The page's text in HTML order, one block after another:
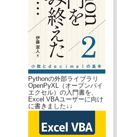
Pythonの外部ライブラリ
OpenPyXL（オープンパイ
エクセル）の入門書を、
Excel VBAユーザーに向け
に書きました↓↓